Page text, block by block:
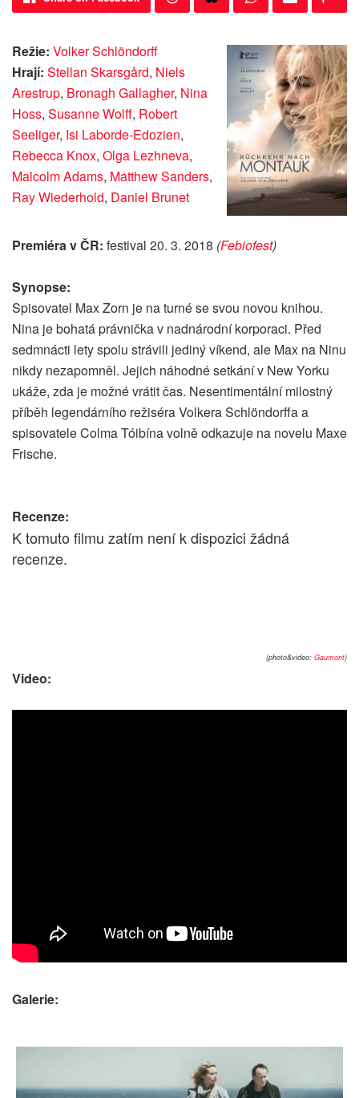
Režie: Volker Schlöndorff
Hrají: Stellan Skarsgård, Niels
Arestrup, Bronagh Gallagher, Nina
Hoss, Susanne Wolff, Robert
Seeliger, Isi Laborde-Edozien,
Rebecca Knox, Olga Lezhneva,
Malcolm Adams, Matthew Sanders,
Ray Wiederhold, Daniel Brunet
Premiéra v ČR: festival 20. 3. 2018 (Febiofest)
Synopse:
Spisovatel Max Zorn je na turné se svou novou knihou.
Nina je bohatá právnička v nadnárodní korporaci. Před
sedmnácti lety spolu strávili jediný víkend, ale Max na Ninu
nikdy nezapomněl. Jejich náhodné setkání v New Yorku
ukáže, zda je možné vrátit čas. Nesentimentální milostný
příběh legendárního režiséra Volkera Schlöndorffa a
spisovatele Colma Tóibína volně odkazuje na novelu Maxe
Frische.
Recenze:
K tomuto filmu zatím není k dispozici žádná
recenze.
(photo&video: Gaumont)
Video:
Galerie: